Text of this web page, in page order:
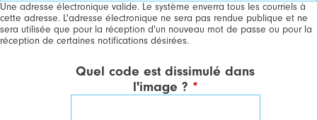
Une adresse électronique valide. Le système enverra tous les courriels à
cette adresse. L'adresse électronique ne sera pas rendue publique et ne
sera utilisée que pour la réception d'un nouveau mot de passe ou pour la
réception de certaines notifications désirées.
Quel code est dissimulé dans
l'image ? *